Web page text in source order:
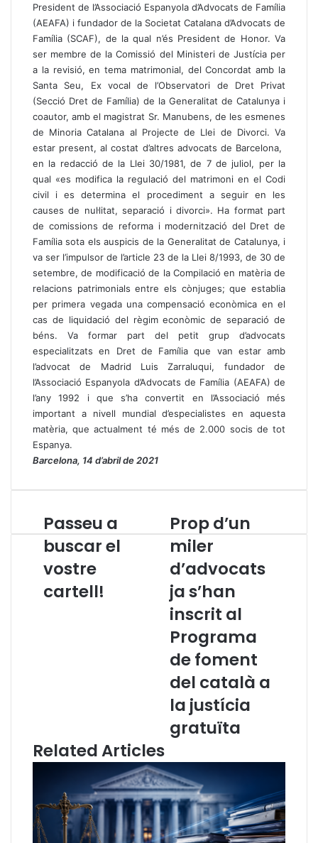
President de l’Associació Espanyola d’Advocats de Família
(AEAFA) i fundador de la Societat Catalana d’Advocats de
Família (SCAF), de la qual n’és President de Honor. Va
ser membre de la Comissió del Ministeri de Justícia per
a la revisió, en tema matrimonial, del Concordat amb la
Santa Seu, Ex vocal de l’Observatori de Dret Privat
(Secció Dret de Família) de la Generalitat de CataIunya i
coautor, amb el magistrat Sr. Manubens, de les esmenes
de Minoria Catalana al Projecte de Llei de Divorci. Va
estar present, al costat d’altres advocats de Barcelona, ​​
en la redacció de la Llei 30/1981, de 7 de juliol, per la
qual «es modifica la regulació del matrimoni en el Codi
civil i es determina el procediment a seguir en les
causes de nul·litat, separació i divorci». Ha format part
de comissions de reforma i modernització del Dret de
Família sota els auspicis de la Generalitat de Catalunya, i
va ser l’impulsor de l’article 23 de la Llei 8/1993, de 30 de
setembre, de modificació de la Compilació en matèria de
relacions patrimonials entre els cònjuges; que establia
per primera vegada una compensació econòmica en el
cas de liquidació del règim econòmic de separació de
béns. Va formar part del petit grup d’advocats
especialitzats en Dret de Família que van estar amb
l’advocat de Madrid Luis Zarraluqui, fundador de
l’Associació Espanyola d’Advocats de Família (AEAFA) de
l’any 1992 i que s’ha convertit en l’Associació més
important a nivell mundial d’especialistes en aquesta
matèria, que actualment té més de 2.000 socis de tot
Espanya.
Barcelona, 14 d’abril de 2021
P
a
s
s
u
o
r
c
Passeu a
buscar el
vostre
cartell!
P
r
o
p
u
n
m
l
e
r
d
’
v
o
c
a
t
Prop d’un
miler
d’advocats
ja s’han
inscrit al
Programa
de foment
del català a
la justícia
gratuïta
Related Articles